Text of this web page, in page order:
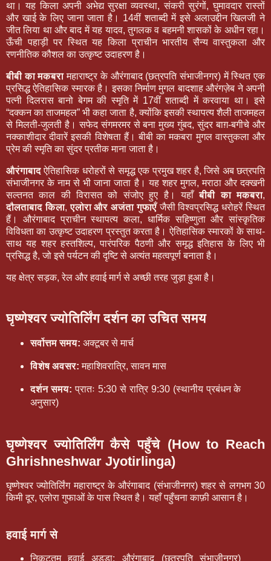
था। यह किला अपनी अभेद्य सुरक्षा व्यवस्था, संकरी सुरंगों, घुमावदार रास्तों
और खाई के लिए जाना जाता है। 14वीं शताब्दी में इसे अलाउद्दीन खिलजी ने
जीत लिया था और बाद में यह यादव, तुगलक व बहमनी शासकों के अधीन रहा।
ऊँची पहाड़ी पर स्थित यह किला प्राचीन भारतीय सैन्य वास्तुकला और
रणनीतिक कौशल का उत्कृष्ट उदाहरण है।
बीबी का मकबरामहाराष्ट्र के औरंगाबाद (छत्रपति संभाजीनगर) में स्थित एक
प्रसिद्ध ऐतिहासिक स्मारक है। इसका निर्माण मुगल बादशाह औरंगज़ेब ने अपनी
पत्नी दिलरास बानो बेगम की स्मृति में 17वीं शताब्दी में करवाया था। इसे
“दक्कन का ताजमहल” भी कहा जाता है, क्योंकि इसकी स्थापत्य शैली ताजमहल
से मिलती-जुलती है। सफेद संगमरमर से बना मुख्य गुंबद, सुंदर बाग़-बगीचे और
नक्काशीदार दीवारें इसकी विशेषता हैं। बीबी का मकबरा मुगल वास्तुकला और
प्रेम की स्मृति का सुंदर प्रतीक माना जाता है।
औरंगाबादऐतिहासिक धरोहरों से समृद्ध एक प्रमुख शहर है, जिसे अब छत्रपति
संभाजीनगर के नाम से भी जाना जाता है। यह शहर मुगल, मराठा और दक्खनी
सल्तनत काल की विरासत को संजोए हुए है। यहाँबीबी का मकबरा,
दौलताबाद किला,एलोरा और अजंता गुफाएँजैसी विश्वप्रसिद्ध धरोहरें स्थित
हैं। औरंगाबाद प्राचीन स्थापत्य कला, धार्मिक सहिष्णुता और सांस्कृतिक
विविधता का उत्कृष्ट उदाहरण प्रस्तुत करता है। ऐतिहासिक स्मारकों के साथ-
साथ यह शहर हस्तशिल्प, पारंपरिक पैठणी और समृद्ध इतिहास के लिए भी
प्रसिद्ध है, जो इसे पर्यटन की दृष्टि से अत्यंत महत्वपूर्ण बनाता है।
यह क्षेत्र सड़क, रेल और हवाई मार्ग से अच्छी तरह जुड़ा हुआ है।
घृष्णेश्वर ज्योतिर्लिंग दर्शन का उचित समय
सर्वोत्तम समय: अक्टूबर से मार्च
विशेष अवसर: महाशिवरात्रि, सावन मास
दर्शन समय: प्रातः 5:30 से रात्रि 9:30 (स्थानीय प्रबंधन के
अनुसार)
घृष्णेश्वर ज्योतिर्लिंग कैसे पहुँचे (How to Reach
Ghrishneshwar Jyotirlinga)
घृष्णेश्वर ज्योतिर्लिंगमहाराष्ट्र के औरंगाबाद (संभाजीनगर) शहर से लगभग 30
किमी दूर, एलोरा गुफाओं के पास स्थित है। यहाँ पहुँचना काफ़ी आसान है।
हवाई मार्ग से
निकटतम हवाई अड्डा: औरंगाबाद (छत्रपति संभाजीनगर)